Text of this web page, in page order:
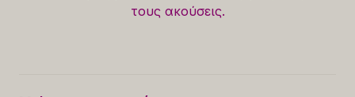
τους ακούσεις.